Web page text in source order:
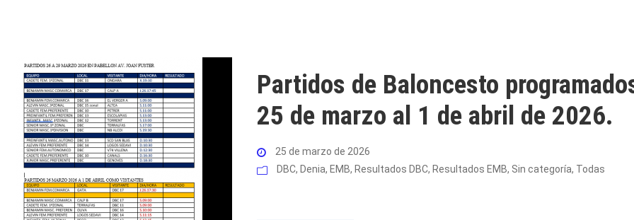
Partidos de Baloncesto
25 de marzo al 1 de abril de 2026.
25 de marzo de 2026
DBC, Denia, EMB, Resultados DBC, Resultados EMB, Sin categoría, Todas